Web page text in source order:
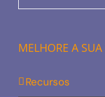
MELHORE A
Recursos